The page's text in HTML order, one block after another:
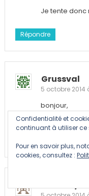
Je tente donc
Répondre
Grussval
5 octobre 2014
bonjour,
je choisis le
OLIVIER /
Confidentialité et
continuant à utiliser ce
Pour en savoir plus,
cookies, consultez :